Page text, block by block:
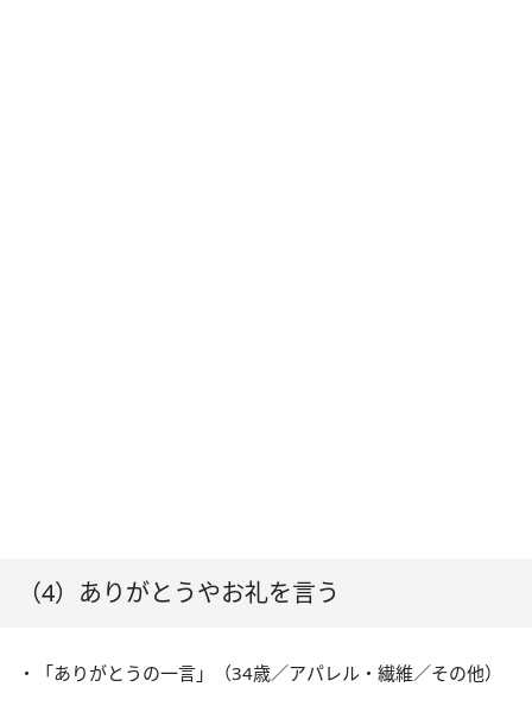
（4）ありがとうやお礼を言う
・「ありがとうの一言」（34歳／アパレル・繊維／その他）